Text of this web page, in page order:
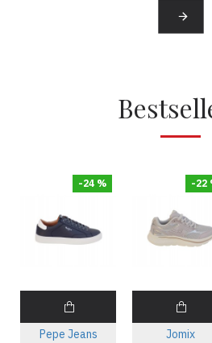
-24 %
Pepe Jeans
-22
Jomix